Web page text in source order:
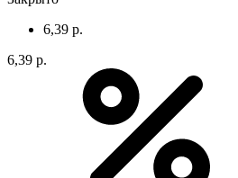
6,39 р.
6,39 р.